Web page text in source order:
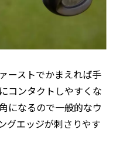
ーストでかまえれば手
コンタクトしやすくな
になるので一般的なウ
グエッジが刺さりやす